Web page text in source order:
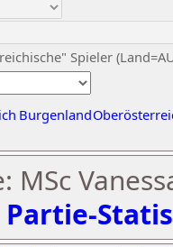
Spieler
Burgenland
MSc